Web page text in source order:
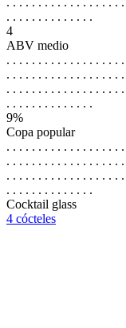
. . . . . . . . . . . . . .
4
ABV medio
. . . . . . . . . . . . . . . . . .
. . . . . . . . . . . . . . . . . .
. . . . . . . . . . . . . . . . . .
. . . . . . . . . . . . . .
9%
Copa popular
. . . . . . . . . . . . . . . . . .
. . . . . . . . . . . . . . . . . .
. . . . . . . . . . . . . . . . . .
. . . . . . . . . . . . . .
Cocktail glass
4 cócteles